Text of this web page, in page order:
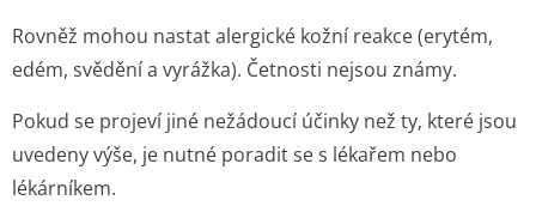
Rovněž mohou nastat alergické kožní reakce (erytém,
edém, svědění a vyrážka). Četnosti nejsou známy.
Pokud se projeví jiné nežádoucí účinky než ty, které jsou
uvedeny výše, je nutné poradit se s lékařem nebo
lékárníkem.